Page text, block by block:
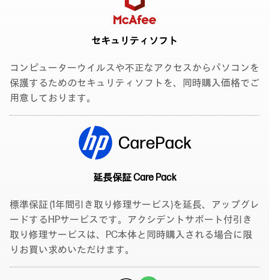
セキュリティソフト
コンピューターウイルスや不正なアクセスからパソコンを
保護するためのセキュリティソフトを、同時購入価格でご
用意しております。
延長保証 Care Pack
標準保証 (1年間引き取り修理サービス)を延長、アップグレ
ードするHPサービスです。アクシデントサポート付引き
取り修理サービスは、PC本体と同時購入される場合に限
りお買い求めいただけます。